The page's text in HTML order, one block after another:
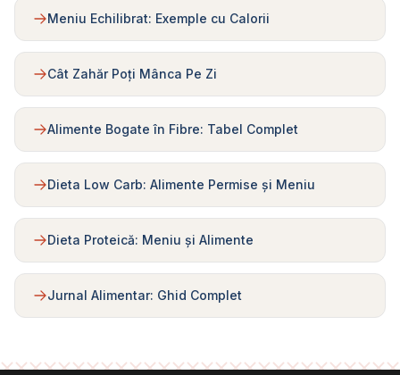
Meniu Echilibrat: Exemple cu Calorii
Cât Zahăr Poți Mânca Pe Zi
Alimente Bogate în Fibre: Tabel Complet
Dieta Low Carb: Alimente Permise și Meniu
Dieta Proteică: Meniu și Alimente
Jurnal Alimentar: Ghid Complet